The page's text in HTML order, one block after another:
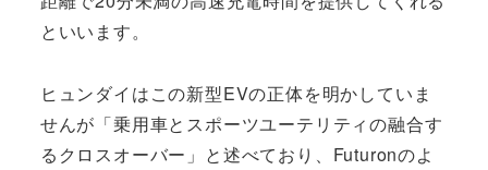
といいます。
ヒュンダイはこの新型EVの正体を明かしていま
せんが「乗用車とスポーツユーテリティの融合す
るクロスオーバー」と述べており、Futuronのよ